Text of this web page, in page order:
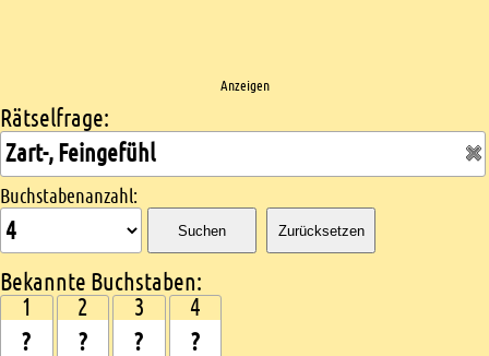
Anzeigen
Kreuzworträtsel suchen
Rätselfrage:
Buchstabenanzahl:
Suchen Zurücksetzen
Bekannte Buchstaben:
1 2 3 4